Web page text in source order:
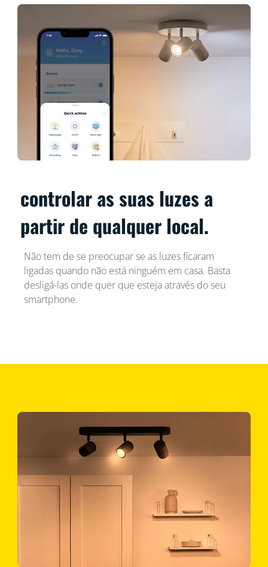
controlar as suas luzes a
partir de qualquer local.
Não tem de se preocupar se as luzes ficaram
ligadas quando não está ninguém em casa. Basta
desligá-las onde quer que esteja através do seu
smartphone.